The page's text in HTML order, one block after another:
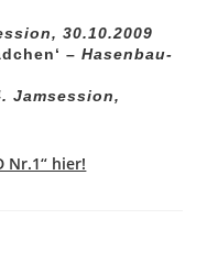
30.10.2009
–Hasenbau-
Jamsession,
Nr.1“ hier!